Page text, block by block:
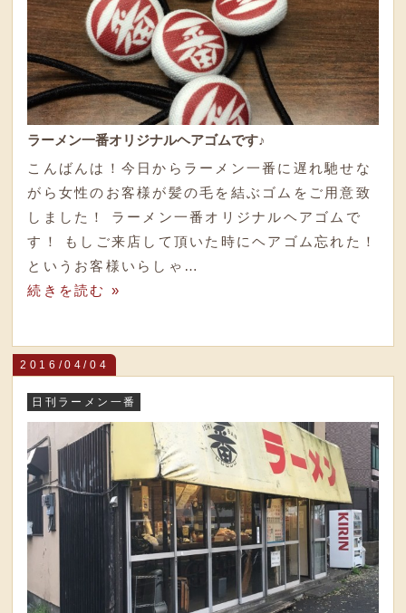
ラーメン一番オリジナルヘアゴムです♪
こんばんは！今日からラーメン一番に遅れ馳せな
がら女性のお客様が髪の毛を結ぶゴムをご用意致
しました！ ラーメン一番オリジナルヘアゴムで
す！ もしご来店して頂いた時にヘアゴム忘れた！
というお客様いらしゃ…
続きを読む »
2016/04/04
日刊ラーメン一番